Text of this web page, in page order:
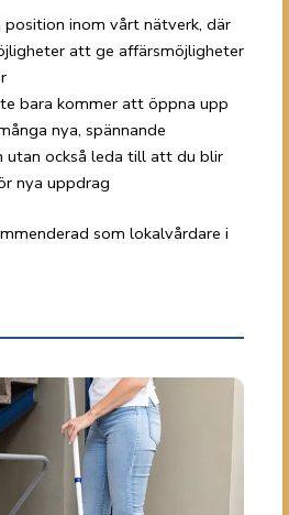
position inom vårt nätverk, där
att ge affärsmöjligheter
bara kommer att öppna upp
nya, spännande
utan också leda till att du blir
nya uppdrag
som lokalvårdare i